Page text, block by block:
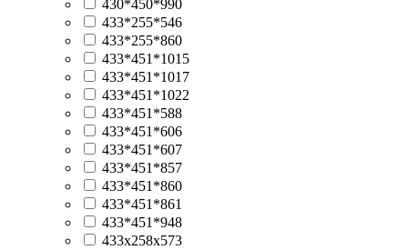
430*450*990
433*255*546
433*255*860
433*451*1015
433*451*1017
433*451*1022
433*451*588
433*451*606
433*451*607
433*451*857
433*451*860
433*451*861
433*451*948
433х258х573